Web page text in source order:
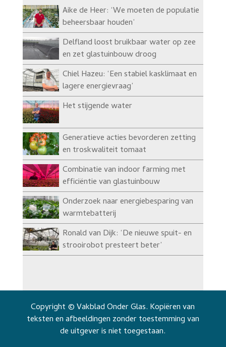
Aike de Heer: ‘We moeten de populatie
beheersbaar houden’
Delfland loost bruikbaar water op zee
en zet glastuinbouw droog
Chiel Hazeu: ‘Een stabiel kasklimaat en
lagere energievraag’
Het stijgende water
Generatieve acties bevorderen zetting
en troskwaliteit tomaat
Combinatie van indoor farming met
efficiëntie van glastuinbouw
Onderzoek naar energiebesparing van
warmtebatterij
Ronald van Dijk: ‘De nieuwe spuit- en
strooirobot presteert beter’
Copyright © Vakblad Onder Glas. Kopiëren van
teksten en afbeeldingen zonder toestemming van
de uitgever is niet toegestaan.